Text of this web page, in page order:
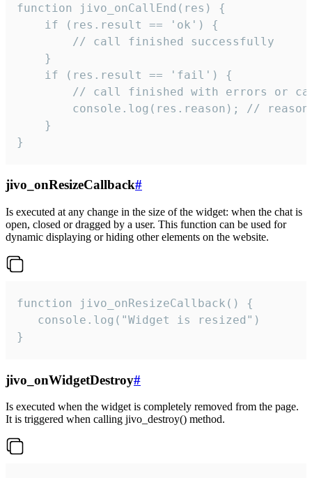
function jivo_onCallEnd(res) {
    if (res.result == 'ok') {
        // call finished successfully
    }
    if (res.result == 'fail') {
// call finished with errors or
console.log(res.reason); //
    }
}
jivo_onResizeCallback#
Is executed at any change in the size of the widget: when the chat is
open, closed or dragged by a user. This function can be used for
dynamic displaying or hiding other elements on the website.
function jivo_onResizeCallback() {
   console.log("Widget is resized")
}
jivo_onWidgetDestroy#
Is executed when the widget is completely removed from the page.
It is triggered when calling jivo_destroy() method.